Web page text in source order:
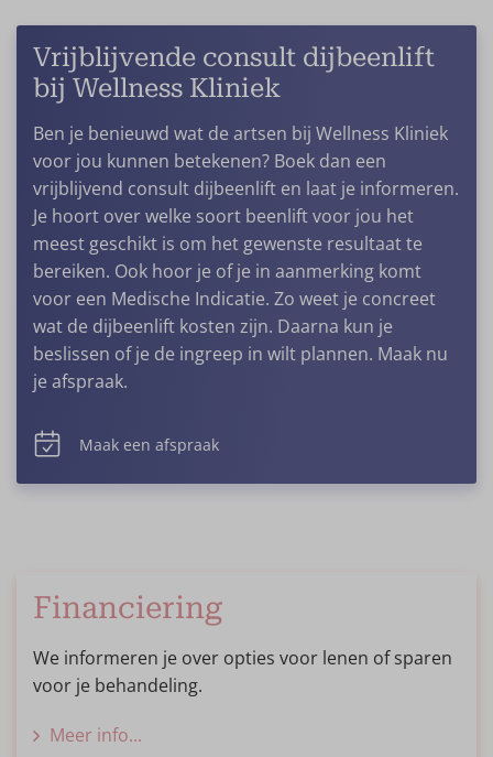
Vrijblijvende consult dijbeenlift
bij Wellness Kliniek
Ben je benieuwd wat de artsen bij Wellness Kliniek
voor jou kunnen betekenen? Boek dan een
vrijblijvend consult dijbeenlift en laat je informeren.
Je hoort over welke soort beenlift voor jou het
meest geschikt is om het gewenste resultaat te
bereiken. Ook hoor je of je in aanmerking komt
voor een Medische Indicatie. Zo weet je concreet
wat de dijbeenlift kosten zijn. Daarna kun je
beslissen of je de ingreep in wilt plannen. Maak nu
je afspraak.
Maak een afspraak
Financiering
We informeren je over opties voor lenen of sparen
voor je behandeling.
Meer info...